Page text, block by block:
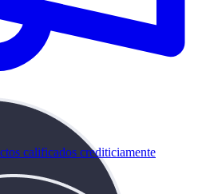
calificados crediticiamente